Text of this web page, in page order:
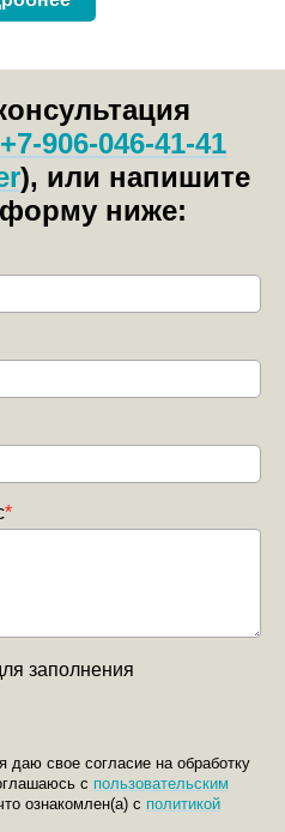
+7-906-046-41-41
), или напишите
ниже:
*
заполнения
даю свое согласие на обработку
с пользовательским
ознакомлен(а) с политикой